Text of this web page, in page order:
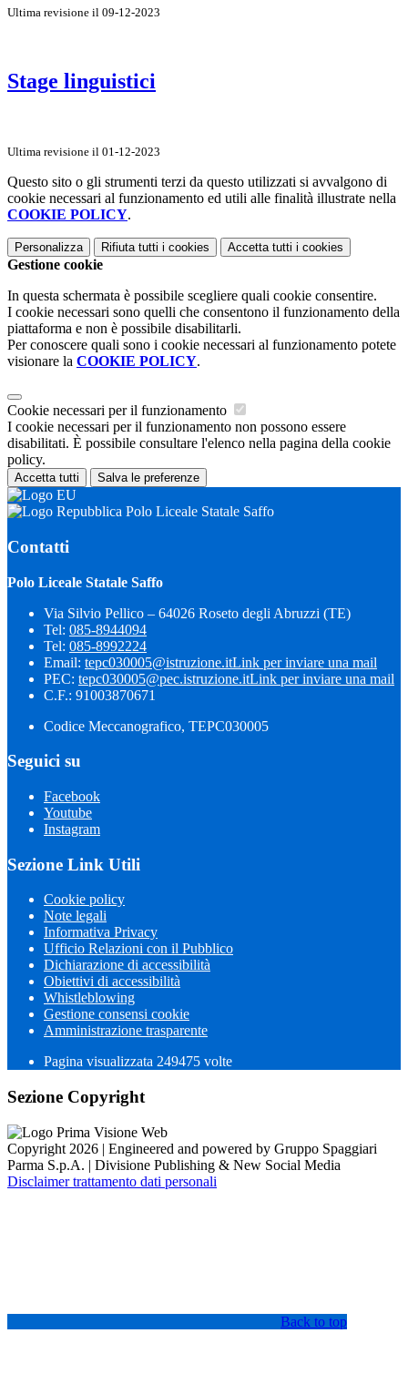
Ultima revisione il 09-12-2023
Stage linguistici
Ultima revisione il 01-12-2023
Questo sito o gli strumenti terzi da questo utilizzati si avvalgono di
cookie necessari al funzionamento ed utili alle finalità illustrate nella
COOKIE POLICY.
Personalizza Rifiuta tutti i cookies Accetta tutti i cookies
Gestione cookie
In questa schermata è possibile scegliere quali cookie consentire.
I cookie necessari sono quelli che consentono il funzionamento della
piattaforma e non è possibile disabilitarli.
Per conoscere quali sono i cookie necessari al funzionamento potete
visionare la COOKIE POLICY.
Cookie necessari per il funzionamento
I cookie necessari per il funzionamento non possono essere
disabilitati. È possibile consultare l'elenco nella pagina della cookie
policy.
Accetta tutti Salva le preferenze
Polo Liceale Statale Saffo
Contatti
Polo Liceale Statale Saffo
Via Silvio Pellico – 64026 Roseto degli Abruzzi (TE)
Tel: 085-8944094
Tel: 085-8992224
Email: tepc030005@istruzione.itLink per inviare una mail
PEC: tepc030005@pec.istruzione.itLink per inviare una mail
C.F.: 91003870671
Codice Meccanografico, TEPC030005
Seguici su
Facebook
Youtube
Instagram
Sezione Link Utili
Cookie policy
Note legali
Informativa Privacy
Ufficio Relazioni con il Pubblico
Dichiarazione di accessibilità
Obiettivi di accessibilità
Whistleblowing
Gestione consensi cookie
Amministrazione trasparente
Pagina visualizzata 249475 volte
Sezione Copyright
Copyright 2026 | Engineered and powered by Gruppo Spaggiari
Parma S.p.A. | Divisione Publishing & New Social Media
Disclaimer trattamento dati personali
Back to top